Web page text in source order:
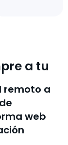
a tu
remoto a
web